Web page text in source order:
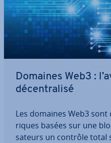
Domaines Web3 :
dé­cen­tra­lisé
Les domaines Web3
riques basées sur une
sa­teurs un contrôle total